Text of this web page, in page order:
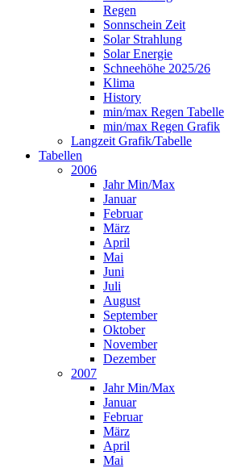
Regen
Sonnschein Zeit
Solar Strahlung
Solar Energie
Schneehöhe 2025/26
Klima
History
min/max Regen Tabelle
min/max Regen Grafik
Langzeit Grafik/Tabelle
Tabellen
2006
Jahr Min/Max
Januar
Februar
März
April
Mai
Juni
Juli
August
September
Oktober
November
Dezember
2007
Jahr Min/Max
Januar
Februar
März
April
Mai